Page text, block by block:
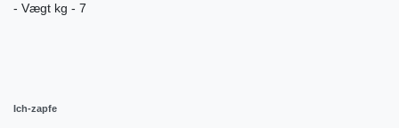
- Vægt kg - 7
Ich-zapfe